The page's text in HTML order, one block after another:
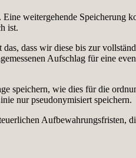
weitergehende Speicherung
ist.
dass wir diese bis zur
Aufschlag für eine
speichern, wie dies für die
nur pseudonymisiert speichern.
Aufbewahrungsfristen,